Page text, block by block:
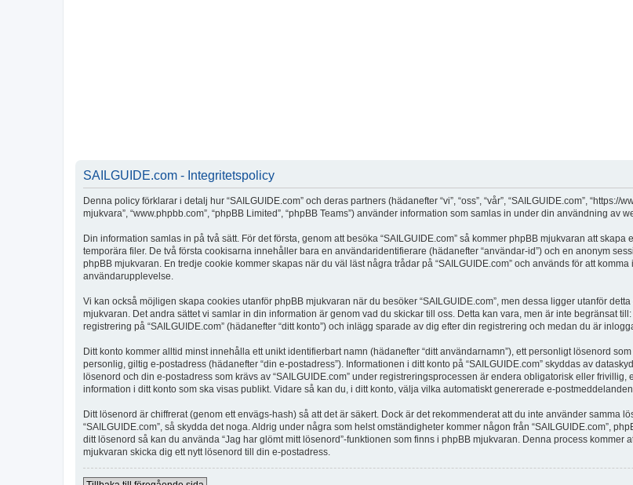
SAILGUIDE.com - Integritetspolicy
Denna policy förklarar i detalj hur “SAILGUIDE.com” och deras partners (hädanefter “vi”, “oss”, “vår”, “SAILGUIDE.com”, “https://
mjukvara”, “www.phpbb.com”, “phpBB Limited”, “phpBB Teams”) använder information som samlas in under din användning av
Din information samlas in på två sätt. För det första, genom att besöka “SAILGUIDE.com” så kommer phpBB mjukvaran att
temporära filer. De två första cookisarna innehåller bara en användaridentifierare (hädanefter “användar-id”) och en anonym
phpBB mjukvaran. En tredje cookie kommer skapas när du väl läst några trådar på “SAILGUIDE.com” och används för att
användarupplevelse.
Vi kan också möjligen skapa cookies utanför phpBB mjukvaran när du besöker “SAILGUIDE.com”, men dessa ligger utanför
mjukvaran. Det andra sättet vi samlar in din information är genom vad du skickar till oss. Detta kan vara, men är inte begränsat
registrering på “SAILGUIDE.com” (hädanefter “ditt konto”) och inlägg sparade av dig efter din registrering och medan du är
Ditt konto kommer alltid minst innehålla ett unikt identifierbart namn (hädanefter “ditt användarnamn”), ett personligt lösenord
personlig, giltig e-postadress (hädanefter “din e-postadress”). Informationen i ditt konto på “SAILGUIDE.com” skyddas av
lösenord och din e-postadress som krävs av “SAILGUIDE.com” under registreringsprocessen är endera obligatorisk eller
information i ditt konto som ska visas publikt. Vidare så kan du, i ditt konto, välja vilka automatiskt genererade e-
Ditt lösenord är chiffrerat (genom ett envägs-hash) så att det är säkert. Dock är det rekommenderat att du inte använder samma
“SAILGUIDE.com”, så skydda det noga. Aldrig under några som helst omständigheter kommer någon från “SAILGUIDE.com”,
ditt lösenord så kan du använda “Jag har glömt mitt lösenord”-funktionen som finns i phpBB mjukvaran. Denna process
mjukvaran skicka dig ett nytt lösenord till din e-postadress.